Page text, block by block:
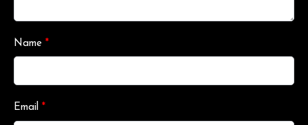
Name *
Email *